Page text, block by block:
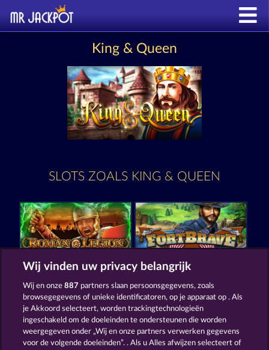
King & Queen
SLOTS ZOALS KING & QUEEN
Roman Legion Xtreme
Wij vinden uw privacy belangrijk
Wij en onze887 partners slaan persoonsgegevens, zoals
browsegegevens of unieke identificatoren, op je apparaat op . Als
je Akkoord selecteert, worden trackingtechnologieën
ingeschakeld om de doeleinden te ondersteunen die worden
weergegeven onder „Wij en onze partners verwerken gegevens
voor de volgende doeleinden”. . Als u Alles afwijzen selecteert of